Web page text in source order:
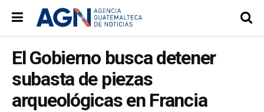
El Gobierno busca detener
subasta de piezas
arqueológicas en Francia